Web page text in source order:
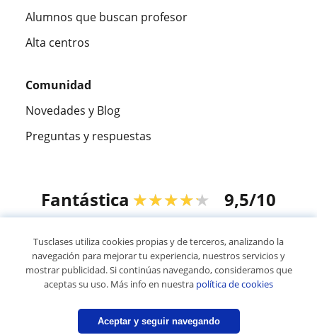
Alumnos que buscan profesor
Alta centros
Comunidad
Novedades y Blog
Preguntas y respuestas
Fantástica ★★★★★ 9,5/10
© 2007 - 2026 Tusclases.co
Mapa web:Profesores particulares
Tusclases utiliza cookies propias y de terceros, analizando la
navegación para mejorar tu experiencia, nuestros servicios y
mostrar publicidad. Si continúas navegando, consideramos que
aceptas su uso. Más info en nuestra política de cookies
Aceptar y seguir navegando